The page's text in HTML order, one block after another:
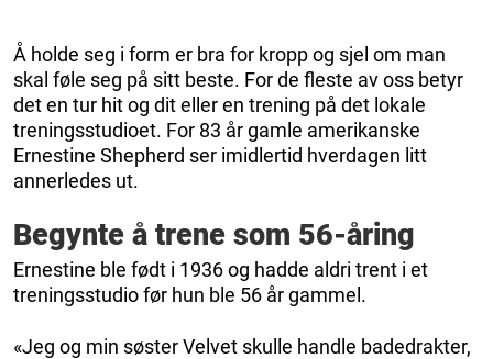
Å holde seg i form er bra for kropp og sjel om man
skal føle seg på sitt beste. For de fleste av oss betyr
det en tur hit og dit eller en trening på det lokale
treningsstudioet. For 83 år gamle amerikanske
Ernestine Shepherd ser imidlertid hverdagen litt
annerledes ut.
Begynte å trene som 56-åring
Ernestine ble født i 1936 og hadde aldri trent i et
treningsstudio før hun ble 56 år gammel.
«Jeg og min søster Velvet skulle handle badedrakter,